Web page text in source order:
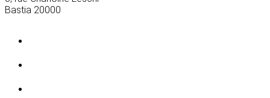
Bastia 20000